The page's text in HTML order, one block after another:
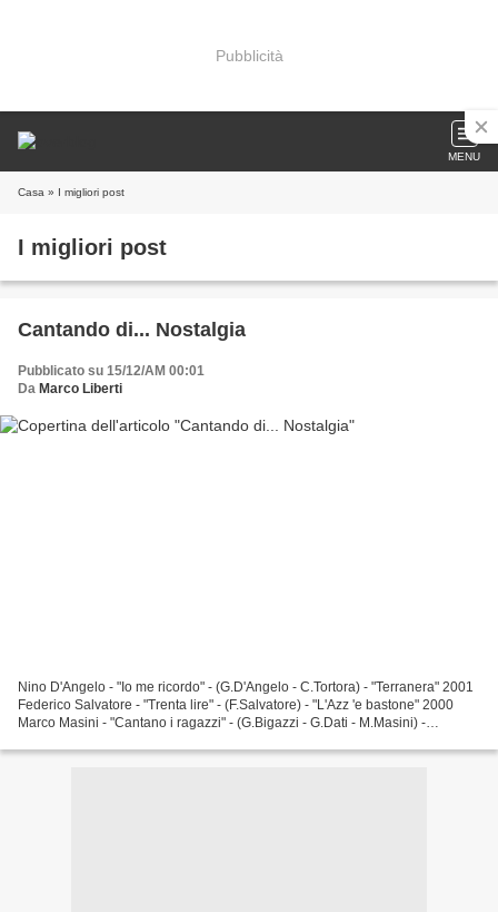
Pubblicità
MENU
Casa » I migliori post
I migliori post
Cantando di... Nostalgia
Pubblicato su 15/12/AM 00:01
Da Marco Liberti
Nino D'Angelo - "Io me ricordo" - (G.D'Angelo - C.Tortora) - "Terranera" 2001
Federico Salvatore - "Trenta lire" - (F.Salvatore) - "L'Azz 'e bastone" 2000
Marco Masini - "Cantano i ragazzi" - (G.Bigazzi - G.Dati - M.Masini) -